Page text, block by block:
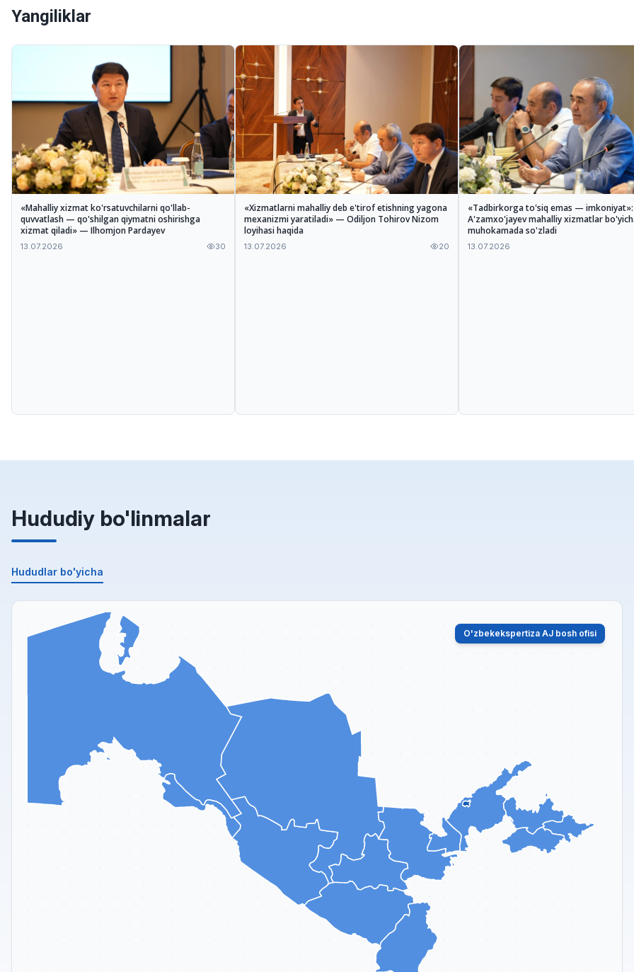
Yangiliklar
«Mahalliy xizmat ko'rsatuvchilarni qo'llab-
quvvatlash — qo'shilgan qiymatni oshirishga
xizmat qiladi» — Ilhomjon Pardayev
13.07.2026 30
«Xizmatlarni mahalliy deb e'tirof etishning yagona
mexanizmi yaratiladi» — Odiljon Tohirov Nizom
loyihasi haqida
13.07.2026 20
«Tadbirkorga to'siq emas — imkoniyat»:
A'zamxo'jayev mahalliy xizmatlar
muhokamada so'zladi
13.07.2026
Hududiy bo'linmalar
Hududlar bo'yicha
O'zbekekspertiza AJ bosh ofisi